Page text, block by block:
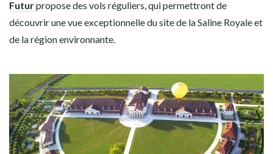
Futurpropose des vols réguliers, qui permettront de
découvrir une vue exceptionnelle du site de la Saline Royale et
de la région environnante.